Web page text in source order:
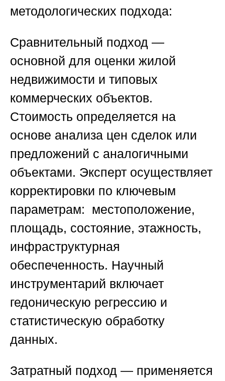
методологических подхода:
Сравнительный подход —
основной для оценки жилой
недвижимости и типовых
коммерческих объектов.
Стоимость определяется на
основе анализа цен сделок или
предложений с аналогичными
объектами. Эксперт осуществляет
корректировки по ключевым
параметрам: местоположение,
площадь, состояние, этажность,
инфраструктурная
обеспеченность. Научный
инструментарий включает
гедоническую регрессию и
статистическую обработку
данных.
Затратный подход — применяется